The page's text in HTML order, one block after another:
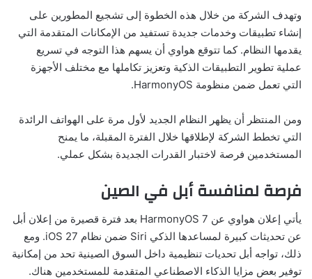
وتهدف الشركة من خلال هذه الخطوة إلى تشجيع المطورين على
إنشاء تطبيقات وخدمات جديدة تستفيد من الإمكانات المتقدمة التي
يقدمها النظام. كما تتوقع هواوي أن يسهم هذا التوجه في تسريع
عملية تطوير التطبيقات الذكية وتعزيز تكاملها مع مختلف الأجهزة
التي تعمل ضمن منظومة HarmonyOS.
ومن المنتظر أن يظهر النظام الجديد لأول مرة على الهواتف الرائدة
التي تخطط الشركة لإطلاقها خلال الفترة المقبلة، ما يمنح
المستخدمين فرصة لاختبار القدرات الجديدة بشكل عملي.
فرصة لمنافسة أبل في الصين
يأتي إعلان هواوي عن HarmonyOS 7 بعد فترة قصيرة من إعلان أبل
عن تحديثات كبيرة لمساعدها الذكي Siri ضمن نظام iOS 27. ومع
ذلك، تواجه أبل تحديات تنظيمية داخل السوق الصينية تحد من إمكانية
توفير بعض مزايا الذكاء الاصطناعي المتقدمة للمستخدمين هناك.